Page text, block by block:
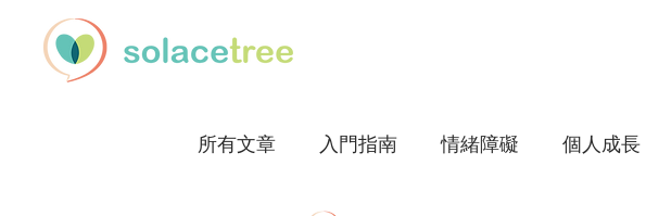
所有文章 入門指南 情緒障礙 個人成長